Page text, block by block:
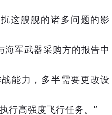
这艘舰的诸多问题的影
海军武器采购方的报告中
能力，多半需要更改设
行高强度飞行任务。”